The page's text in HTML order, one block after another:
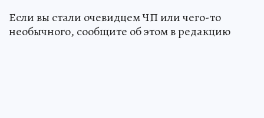
Если вы стали очевидцем ЧП или чего-то
необычного, сообщите об этом в редакцию